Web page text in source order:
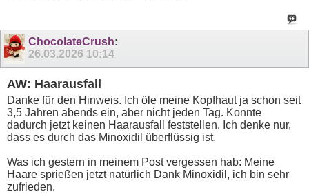
ChocolateCrush:
26.03.2026 10:14
AW: Haarausfall
Danke für den Hinweis. Ich öle meine Kopfhaut ja schon seit
3,5 Jahren abends ein, aber nicht jeden Tag. Konnte
dadurch jetzt keinen Haarausfall feststellen. Ich denke nur,
dass es durch das Minoxidil überflüssig ist.
Was ich gestern in meinem Post vergessen hab: Meine
Haare sprießen jetzt natürlich Dank Minoxidil, ich bin sehr
zufrieden.